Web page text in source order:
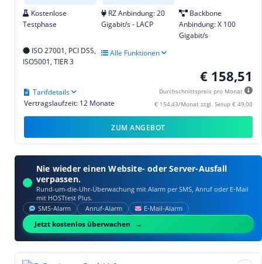
Kostenlose
Testphase
RZ Anbindung: 20
Gigabit/s - LACP
Backbone
Anbindung: X 100
Gigabit/s
ISO 27001, PCI DSS,
ISO5001, TIER 3
Alle Funktionen
€ 158,51
Durchschnittspreis pro Monat
€ 154,43/Monat zzgl. Setup € 49,00
Vertragslaufzeit: 12 Monate
Tarifdetails
ZUM ANGEBOT
Nie wieder einen Website- oder Server-Ausfall
verpassen.
Rund-um-die-Uhr-Überwachung mit Alarm per SMS, Anruf oder E‑Mail
mit HOSTtest Plus.
SMS‑Alarm Anruf‑Alarm E‑Mail‑Alarm
Jetzt kostenlos überwachen